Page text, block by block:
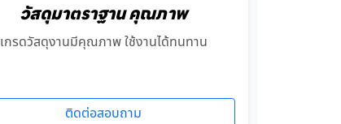
วัสดุมาตราฐาน คุณภาพ
เกรดวัสดุงานมีคุณภาพ ใช้งานได้ทนทาน
ติดต่อสอบถาม